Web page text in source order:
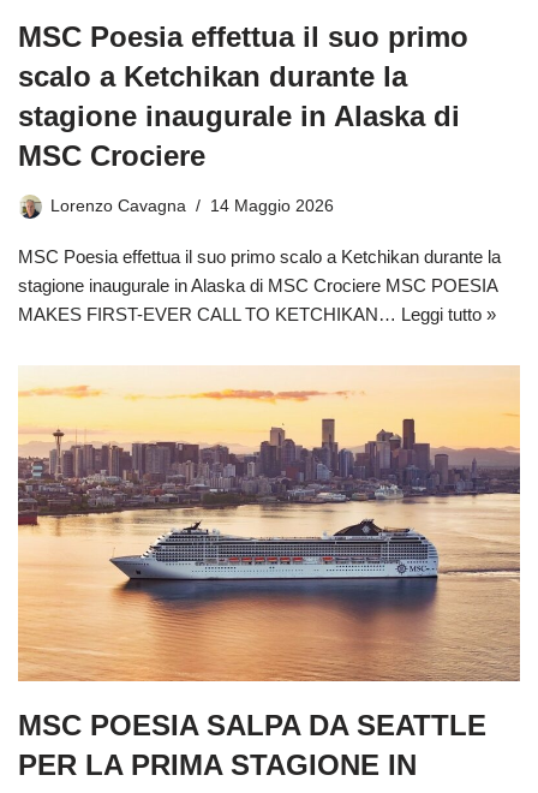
MSC Poesia effettua il suo primo
scalo a Ketchikan durante la
stagione inaugurale in Alaska di
MSC Crociere
Lorenzo Cavagna 14 Maggio 2026
MSC Poesia effettua il suo primo scalo a Ketchikan durante la
stagione inaugurale in Alaska di MSC Crociere MSC POESIA
MAKES FIRST-EVER CALL TO KETCHIKAN… Leggi tutto »
MSC POESIA SALPA DA SEATTLE
PER LA PRIMA STAGIONE IN